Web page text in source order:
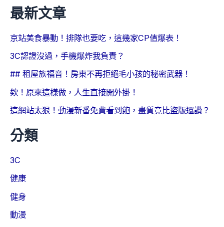
最新文章
京站美食暴動！排隊也要吃，這幾家CP值爆表！
3C認證沒過，手機爆炸我負責？
## 租屋族福音！房東不再拒絕毛小孩的秘密武器！
欸！原來這樣做，人生直接開外掛！
這網站太狠！動漫新番免費看到飽，畫質竟比盜版還讚？
分類
3C
健康
健身
動漫